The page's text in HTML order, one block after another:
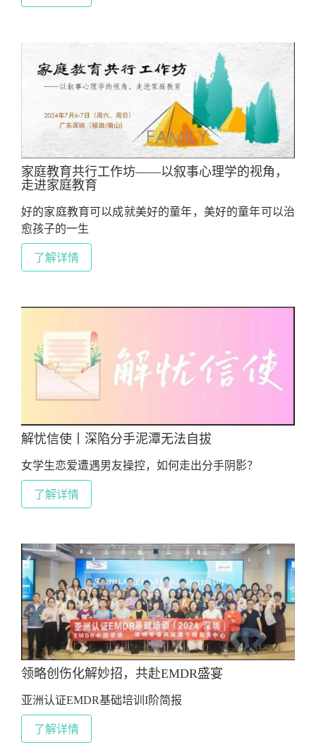
家庭教育共行工作坊——以叙事心理学的视角，
走进家庭教育
好的家庭教育可以成就美好的童年，美好的童年可以治
愈孩子的一生
了解详情
解忧信使丨深陷分手泥潭无法自拔
女学生恋爱遭遇男友操控，如何走出分手阴影？
了解详情
领略创伤化解妙招，共赴EMDR盛宴
亚洲认证EMDR基础培训I阶简报
了解详情